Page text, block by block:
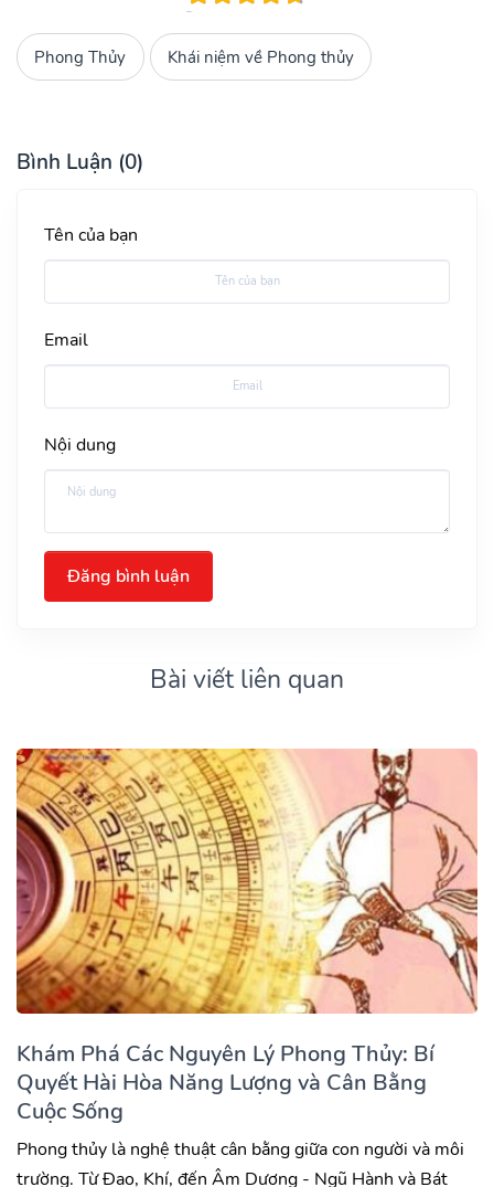
Phong Thủy Khái niệm về Phong thủy
Bình Luận (0)
Tên của bạn
Email
Nội dung
Đăng bình luận
Bài viết liên quan
Khám Phá Các Nguyên Lý Phong Thủy: Bí
Quyết Hài Hòa Năng Lượng và Cân Bằng
Cuộc Sống
Phong thủy là nghệ thuật cân bằng giữa con người và môi
trường. Từ Đạo, Khí, đến Âm Dương - Ngũ Hành và Bát